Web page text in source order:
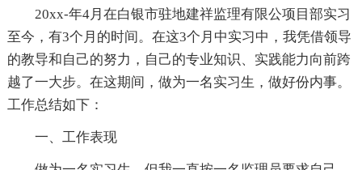
20xx-年4月在白银市驻地建祥监理有限公项目部实习
至今，有3个月的时间。在这3个月中实习中，我凭借领导
的教导和自己的努力，自己的专业知识、实践能力向前跨
越了一大步。在这期间，做为一名实习生，做好份内事。
工作总结如下：
一、工作表现